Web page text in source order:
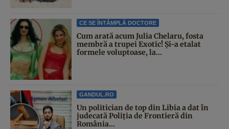
CE SE ÎNTÂMPLĂ DOCTORE
Cum arată acum Julia Chelaru, fosta
membră a trupei Exotic! Și-a etalat
formele voluptoase, la...
GANDUL.RO
Un politician de top din Libia a dat în
judecată Poliția de Frontieră din
România...